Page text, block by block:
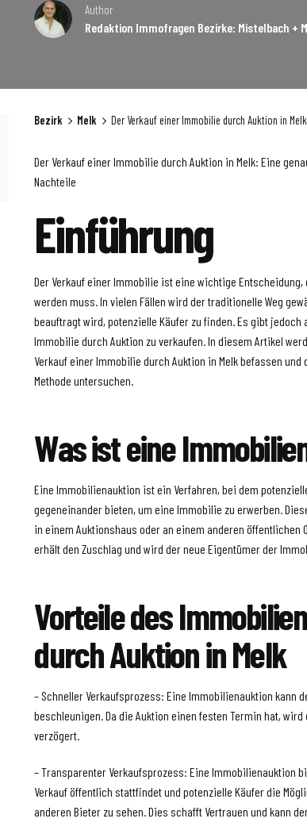
Author
Redaktion Immofragen Bezirke: Mistelbach +
Bezirk Melk Der Verkauf einer Immobilie durch Auktion in
Der Verkauf einer Immobilie durch Auktion in Melk: Eine
Nachteile
Einführung
Der Verkauf einer Immobilie ist eine wichtige
werden muss. In vielen Fällen wird der traditionelle Weg
beauftragt wird, potenzielle Käufer zu finden. Es gibt jedoch
Immobilie durch Auktion zu verkaufen. In diesem Artikel
Verkauf einer Immobilie durch Auktion in Melk befassen
Methode untersuchen.
Was ist eine
Eine Immobilienauktion ist ein Verfahren, bei dem
gegeneinander bieten, um eine Immobilie zu erwerben.
in einem Auktionshaus oder an einem anderen öffentlichen
erhält den Zuschlag und wird der neue Eigentümer der
Vorteile des
durch Auktion in Melk
– Schneller Verkaufsprozess: Eine Immobilienauktion kann
beschleunigen. Da die Auktion einen festen Termin hat,
verzögert.
– Transparenter Verkaufsprozess: Eine Immobilienauktion
Verkauf öffentlich stattfindet und potenzielle Käufer die
anderen Bieter zu sehen. Dies schafft Vertrauen und kann